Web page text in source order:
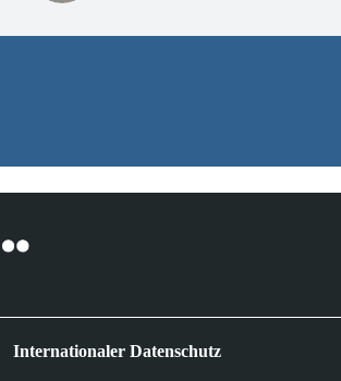
Internationaler Datenschutz